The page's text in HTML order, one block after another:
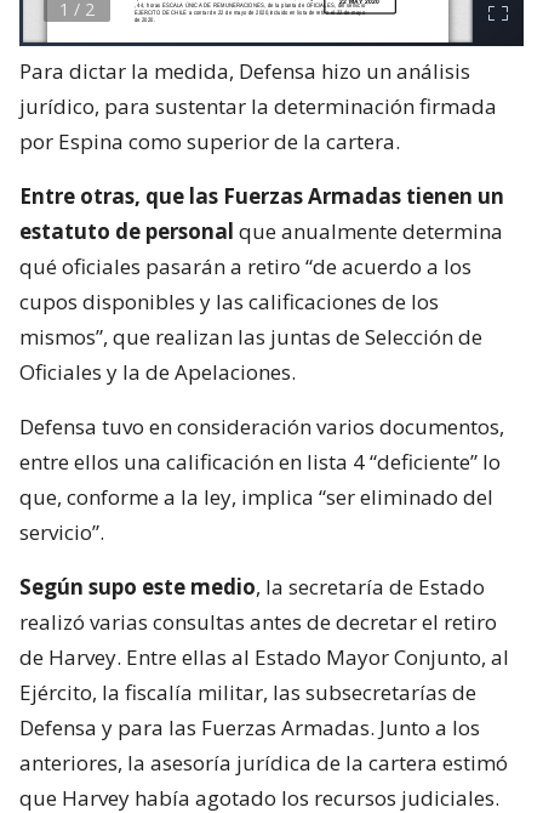
Para dictar la medida, Defensa hizo un análisis
jurídico, para sustentar la determinación firmada
por Espina como superior de la cartera.
Entre otras, que las Fuerzas Armadas tienen un
estatuto de personal que anualmente determina
qué oficiales pasarán a retiro “de acuerdo a los
cupos disponibles y las calificaciones de los
mismos”, que realizan las juntas de Selección de
Oficiales y la de Apelaciones.
Defensa tuvo en consideración varios documentos,
entre ellos una calificación en lista 4 “deficiente” lo
que, conforme a la ley, implica “ser eliminado del
servicio”.
Según supo este medio, la secretaría de Estado
realizó varias consultas antes de decretar el retiro
de Harvey. Entre ellas al Estado Mayor Conjunto, al
Ejército, la fiscalía militar, las subsecretarías de
Defensa y para las Fuerzas Armadas. Junto a los
anteriores, la asesoría jurídica de la cartera estimó
que Harvey había agotado los recursos judiciales.